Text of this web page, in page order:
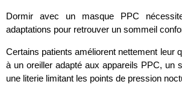
Dormir avec un masque PPC
adaptations pour retrouver un sommeil
Certains patients améliorent nettement leur
à un oreiller adapté aux appareils PPC, un
une literie limitant les points de pression